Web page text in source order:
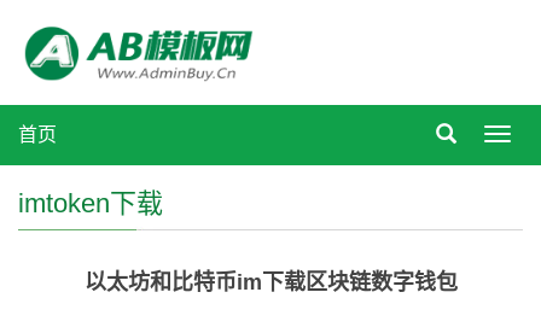
首页
imtoken下载
以太坊和比特币im下载区块链数字钱包